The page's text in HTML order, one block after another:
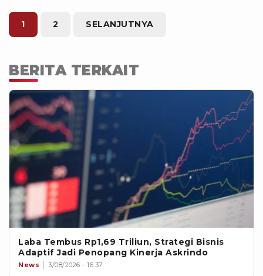
PAUD yang unggul dan inspiratif, serta
mampu mencetak generasi penerus
bangsa yang siap menyongsong
1 2 SELANJUTNYA
BERITA TERKAIT
Laba Tembus Rp1,69 Triliun, Strategi Bisnis
Adaptif Jadi Penopang Kinerja Askrindo
News 3/08/2026 - 16:37